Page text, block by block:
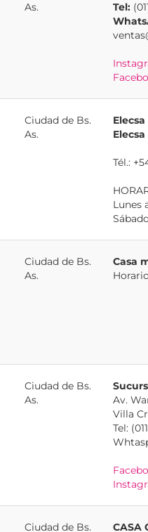
As.
Tel:
Ciudad de Bs.
As.
Elecsa
Tél.:
Lunes
Ciudad de Bs.
As.
Casa
Ciudad de Bs.
As.
Av.
Villa
Tel:
Ciudad de Bs.
CASA